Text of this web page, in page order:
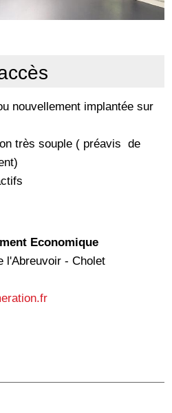
nouvellement implantée sur
très souple ( préavis de
Economique
l'Abreuvoir - Cholet